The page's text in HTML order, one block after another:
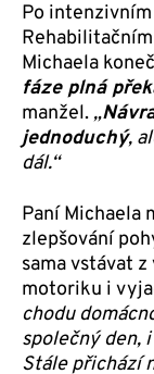
Po
Michaela
fáze plná
manžel. „
jednoduchý,
dál.“
Paní Michaela
zlepšování
sama vstávat
motoriku i
chodu
společný den,
Stále přichází